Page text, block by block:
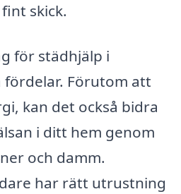
skick.
för städhjälp i
fördelar. Förutom att
kan det också bidra
i ditt hem genom
och damm.
har rätt utrustning